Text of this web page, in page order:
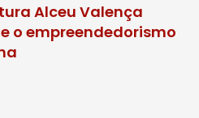
Alceu Valença
o empreendedorismo